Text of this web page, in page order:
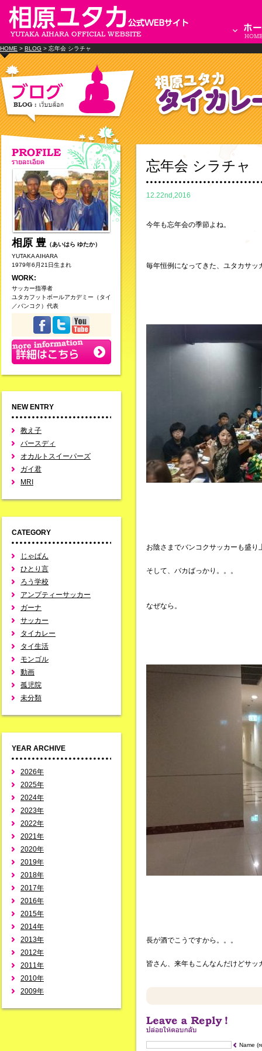
HOME > BLOG > 忘年会 シラチャ
相原 豊 （あいはら ゆたか）
YUTAKA AIHARA
1979年6月21日生まれ
WORK:
サッカー指導者
ユタカフットボールアカデミー（タイ
／バンコク）代表
NEW ENTRY
教え子
バースディ
オカルトスイーパーズ
ガイ君
MRI
CATEGORY
じゃぱん
ひとり言
ろう学校
アンプティーサッカー
ガーナ
サッカー
タイカレー
タイ生活
モンゴル
動画
孤児院
未分類
YEAR ARCHIVE
2026年
2025年
2024年
2023年
2022年
2021年
2020年
2019年
2018年
2017年
2016年
2015年
2014年
2013年
2012年
2011年
2010年
2009年
忘年会 シラチャ
12.22nd,2016
今年も忘年会の季節よね。
毎年恒例になってきた、ユタカサッ
お陰さまでバンコクサッカーも盛り
そして、バカばっかり。。。
なぜなら。
長が酒でこうですから。。。
皆さん、来年もこんなんだけどサッ
Name